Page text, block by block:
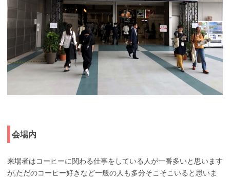
会場内
来場者はコーヒーに関わる仕事をしている人が一番多いと思います
が,ただのコーヒー好きなど一般の人も多分そこそこいると思いま